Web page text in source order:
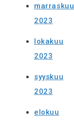
marraskuu
2023
lokakuu
2023
syyskuu
2023
elokuu